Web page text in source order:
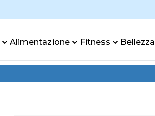
Alimentazione Fitness Bellezza